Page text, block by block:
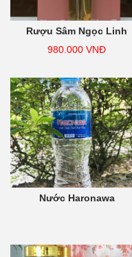
Rượu Sâm Ngọc Linh
980.000VNĐ
Nước Haronawa